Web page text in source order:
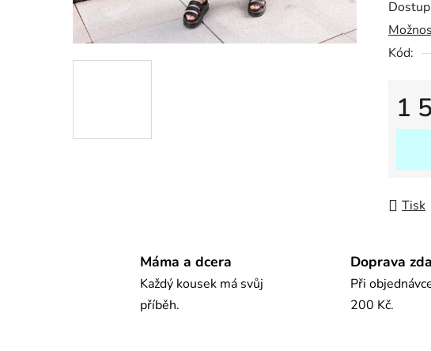
Kód:
1
Tisk
Máma a dcera
Každý kousek má svůj
příběh.
Doprava
Při
200 Kč.